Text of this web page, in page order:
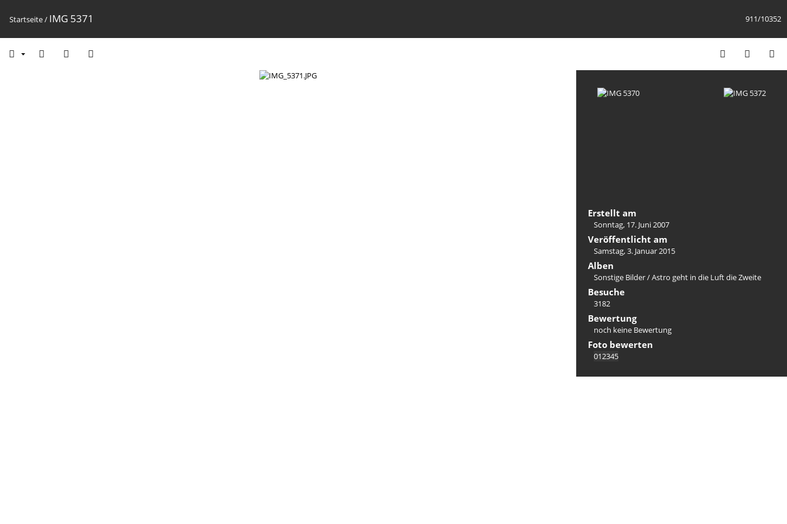
911/10352
Startseite/ IMG 5371
Erstellt am
Sonntag, 17. Juni 2007
Veröffentlicht am
Samstag, 3. Januar 2015
Alben
Sonstige Bilder/Astro geht in die Luft die Zweite
Besuche
3182
Bewertung
noch keine Bewertung
Foto bewerten